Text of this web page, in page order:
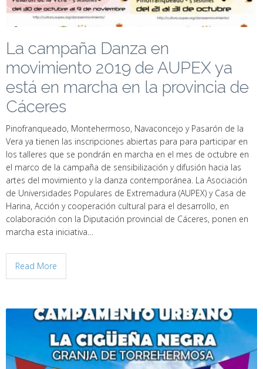
La campaña Danza en
movimiento 2019 de AUPEX ya
está en marcha en la provincia de
Cáceres
Pinofranqueado, Montehermoso, Navaconcejo y Pasarón de la
Vera ya tienen las inscripciones abiertas para para participar en
los talleres que se pondrán en marcha en el mes de octubre en
el marco de la campaña de sensibilización y difusión hacia las
artes del movimiento y la danza contemporánea. La Asociación
de Universidades Populares de Extremadura (AUPEX) y Casa de
Harina, Acción y cooperación cultural para el desarrollo, en
colaboración con la Diputación provincial de Cáceres, ponen en
marcha esta iniciativa…
Read More